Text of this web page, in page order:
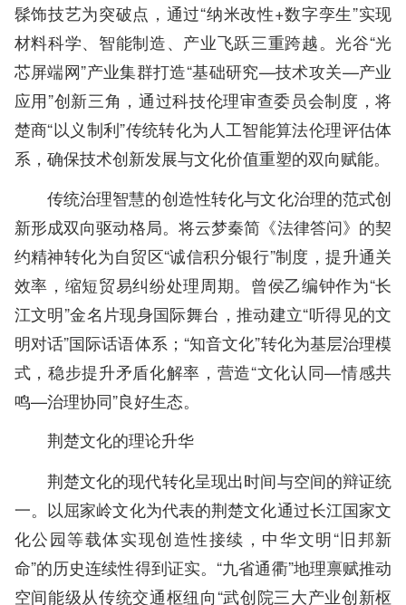
髹饰技艺为突破点，通过“纳米改性+数字孪生”实现
材料科学、智能制造、产业飞跃三重跨越。光谷“光
芯屏端网”产业集群打造“基础研究—技术攻关—产业
应用”创新三角，通过科技伦理审查委员会制度，将
楚商“以义制利”传统转化为人工智能算法伦理评估体
系，确保技术创新发展与文化价值重塑的双向赋能。
传统治理智慧的创造性转化与文化治理的范式创
新形成双向驱动格局。将云梦秦简《法律答问》的契
约精神转化为自贸区“诚信积分银行”制度，提升通关
效率，缩短贸易纠纷处理周期。曾侯乙编钟作为“长
江文明”金名片现身国际舞台，推动建立“听得见的文
明对话”国际话语体系；“知音文化”转化为基层治理模
式，稳步提升矛盾化解率，营造“文化认同—情感共
鸣—治理协同”良好生态。
荆楚文化的理论升华
荆楚文化的现代转化呈现出时间与空间的辩证统
一。以屈家岭文化为代表的荆楚文化通过长江国家文
化公园等载体实现创造性接续，中华文明“旧邦新
命”的历史连续性得到证实。“九省通衢”地理禀赋推动
空间能级从传统交通枢纽向“武创院三大产业创新枢